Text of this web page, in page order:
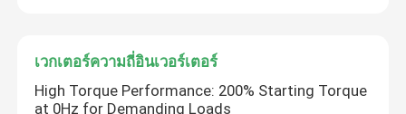
เวกเตอร์ความถี่อินเวอร์เตอร์
High Torque Performance: 200% Starting Torque
at 0Hz for Demanding Loads